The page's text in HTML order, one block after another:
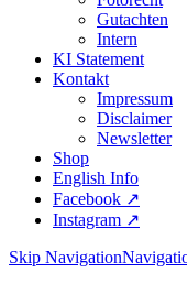
Gutachten
Intern
KI Statement
Kontakt
Impressum
Disclaimer
Newsletter
Shop
English Info
Facebook ↗︎
Instagram ↗︎
Skip Navigation